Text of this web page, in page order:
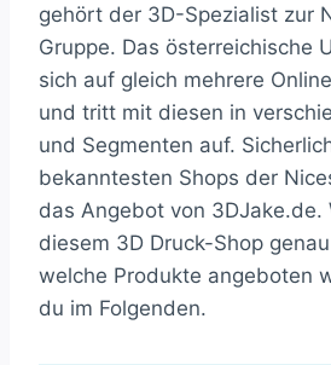
gehört der 3D-Spezialist zur
Gruppe. Das österreichische
sich auf gleich mehrere
und tritt mit diesen in
und Segmenten auf.
bekanntesten Shops der
das Angebot von 3DJake.de.
diesem 3D Druck-Shop
welche Produkte angeboten
du im Folgenden.